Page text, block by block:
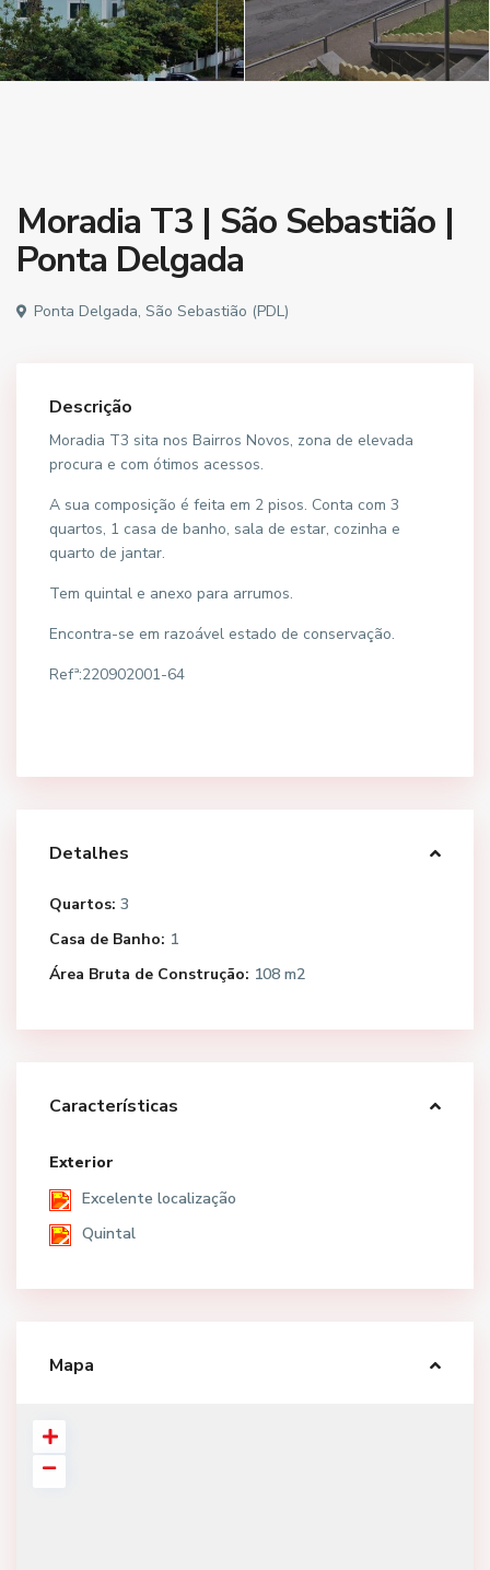
Moradia T3 | São Sebastião |
Ponta Delgada
Ponta Delgada, São Sebastião (PDL)
Descrição
Moradia T3 sita nos Bairros Novos, zona de elevada
procura e com ótimos acessos.
A sua composição é feita em 2 pisos. Conta com 3
quartos, 1 casa de banho, sala de estar, cozinha e
quarto de jantar.
Tem quintal e anexo para arrumos.
Encontra-se em razoável estado de conservação.
Refª:220902001-64
Detalhes
Quartos: 3
Casa de Banho: 1
Área Bruta de Construção: 108 m2
Características
Exterior
Excelente localização
Quintal
Mapa